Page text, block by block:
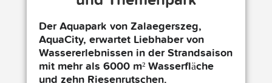
Der Aquapark von Zalaegerszeg,
AquaCity, erwartet Liebhaber von
Wassererlebnissen in der Strandsaison
mit mehr als 6000 m² Wasserfläche
und zehn Riesenrutschen.